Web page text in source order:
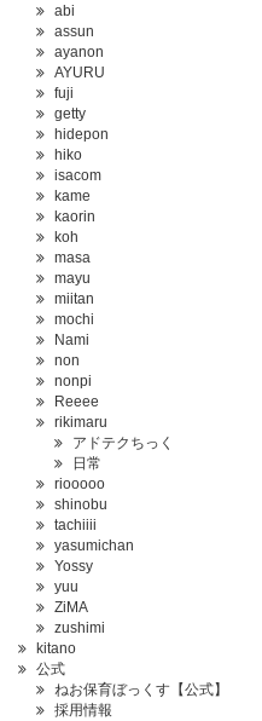
abi
assun
ayanon
AYURU
fuji
getty
hidepon
hiko
isacom
kame
kaorin
koh
masa
mayu
miitan
mochi
Nami
non
nonpi
Reeee
rikimaru
アドテクちっく
日常
riooooo
shinobu
tachiiii
yasumichan
Yossy
yuu
ZiMA
zushimi
kitano
公式
ねお保育ぼっくす【公式】
採用情報